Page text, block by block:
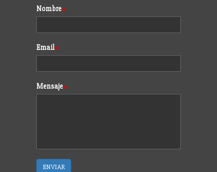
Formulario
Nombre
Email
Mensaje
ENVIAR